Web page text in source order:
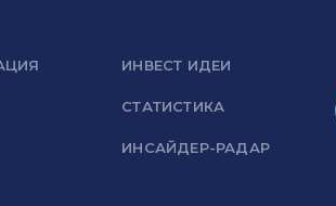
ИНВЕСТ ИДЕИ
СТАТИСТИКА
ИНСАЙДЕР-РАДАР